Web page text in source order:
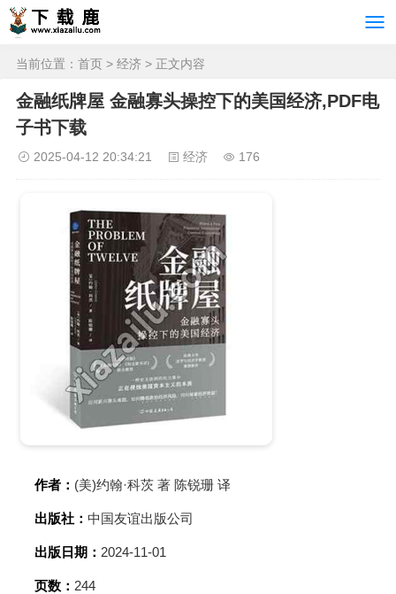
当前位置： 首页 > 经济 > 正文内容
金融纸牌屋 金融寡头操控下的美国经济,PDF电
子书下载
2025-04-12 20:34:21 经济 176
作者： (美)约翰·科茨 著 陈锐珊 译
出版社： 中国友谊出版公司
出版日期： 2024-11-01
页数： 244